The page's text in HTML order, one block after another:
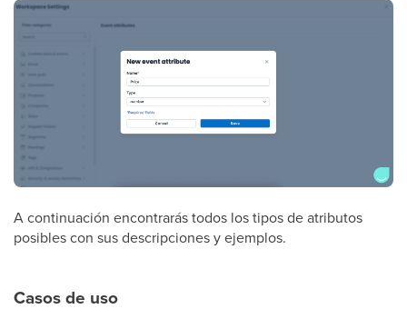
A continuación encontrarás todos los tipos de atributos
posibles con sus descripciones y ejemplos.
Casos de uso